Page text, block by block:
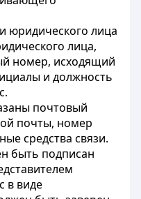
юридического лица
лица,
номер, исходящий
и должность
почтовый
почты, номер
средства связи.
быть подписан
в виде